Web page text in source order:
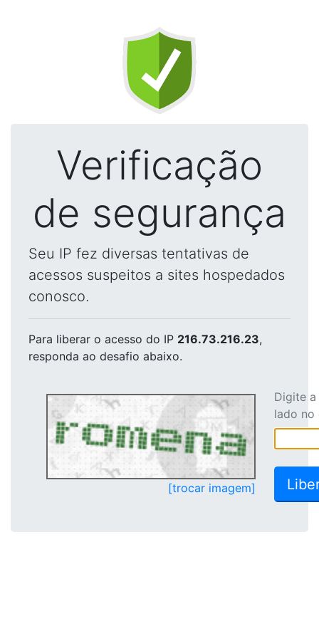
Verificação
de segurança
Seu IP fez diversas tentativas de
acessos suspeitos a sites hospedados
conosco.
Para liberar o acesso do IP 216.73.216.23,
responda ao desafio abaixo.
[trocar imagem]
Digite
lado no